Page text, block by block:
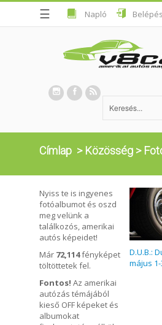
☰ Napló Belépés
Címlap > Közösség >
Nyiss te is ingyenes
fotóalbumot és oszd
meg velünk a
találkozós, amerikai
autós képeidet!
Már 72,114fényképet
töltöttetek fel.
Fontos! Az amerikai
autózás témájából
kieső OFF képeket és
albumokat
D.U.B.:
május 1-